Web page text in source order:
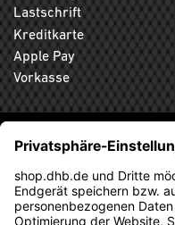
Lastschrift
Kreditkarte
Apple Pay
Vorkasse
ABONNIEREN SIE DEN
NEWSLETTER UND
AKTION MEHR.